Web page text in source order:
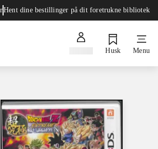
Hent dine bestillinger på dit foretrukne bibliotek
Husk Menu